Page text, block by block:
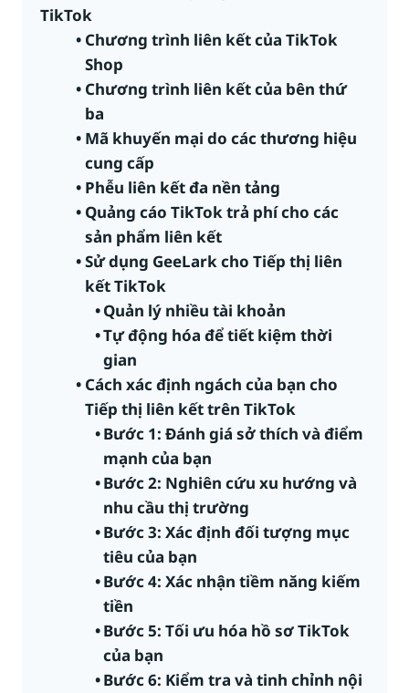
TikTok
Chương trình liên kết của TikTok
Shop
Chương trình liên kết của bên thứ
ba
Mã khuyến mại do các thương hiệu
cung cấp
Phễu liên kết đa nền tảng
Quảng cáo TikTok trả phí cho các
sản phẩm liên kết
Sử dụng GeeLark cho Tiếp thị liên
kết TikTok
Quản lý nhiều tài khoản
Tự động hóa để tiết kiệm thời
gian
Cách xác định ngách của bạn cho
Tiếp thị liên kết trên TikTok
Bước 1: Đánh giá sở thích và điểm
mạnh của bạn
Bước 2: Nghiên cứu xu hướng và
nhu cầu thị trường
Bước 3: Xác định đối tượng mục
tiêu của bạn
Bước 4: Xác nhận tiềm năng kiếm
tiền
Bước 5: Tối ưu hóa hồ sơ TikTok
của bạn
Bước 6: Kiểm tra và tinh chỉnh nội